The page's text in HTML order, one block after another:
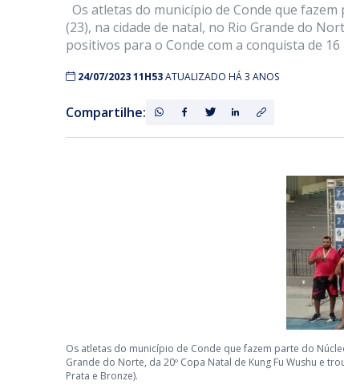
Os atletas do município de Conde que
(23), na cidade de natal, no Rio Grande do
positivos para o Conde com a conquista de
24/07/2023 11H53ATUALIZADO HÁ 3 ANOS
Compartilhe:
Os atletas do município de Conde que fazem parte do
Grande do Norte, da 20º Copa Natal de Kung Fu Wushu e
Prata e Bronze).